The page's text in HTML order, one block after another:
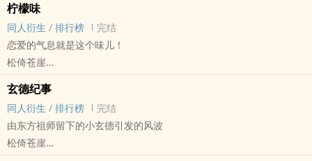
完结
柠檬味
同人衍生 / 排行榜
完结
恋爱的气息就是这个味儿！
松倚苍崖
侠隐阁（侠之道） - 程墉X亦天铃 同人衍生 - 游戏同人 - BG - 短篇
完结
玄德纪事
同人衍生 / 排行榜
完结
由东方祖师留下的小玄德引发的风波
松倚苍崖